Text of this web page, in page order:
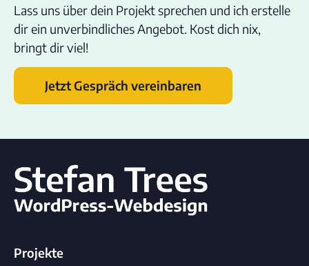
Lass uns über dein Projekt sprechen und ich erstelle
dir ein unverbindliches Angebot. Kost dich nix,
bringt dir viel!
Jetzt Gespräch vereinbaren
Projekte